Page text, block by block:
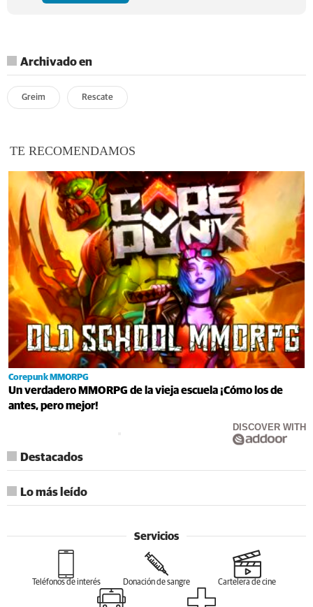
Archivado en
Greim Rescate
TE RECOMENDAMOS
Corepunk MMORPG
Un verdadero MMORPG de la vieja escuela ¡Cómo los de
antes, pero mejor!
DISCOVER WITH
Destacados
Lo más leído
Servicios
Teléfonos de interés Donación de sangre Cartelera de cine